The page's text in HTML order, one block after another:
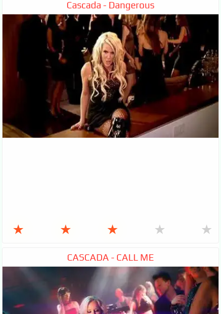
Cascada - Dangerous
★ ★ ★ ★ ★
CASCADA - CALL ME